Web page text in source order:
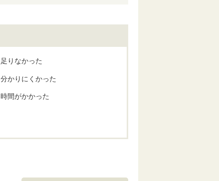
足りなかった
分かりにくかった
時間がかかった